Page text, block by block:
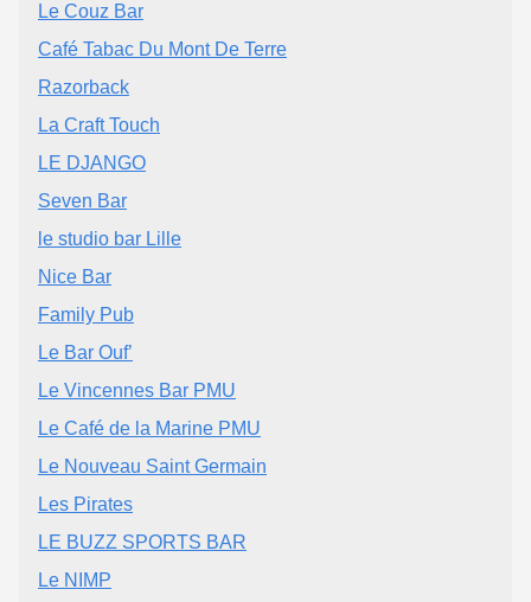
Le Couz Bar
Café Tabac Du Mont De Terre
Razorback
La Craft Touch
LE DJANGO
Seven Bar
le studio bar Lille
Nice Bar
Family Pub
Le Bar Ouf’
Le Vincennes Bar PMU
Le Café de la Marine PMU
Le Nouveau Saint Germain
Les Pirates
LE BUZZ SPORTS BAR
Le NIMP